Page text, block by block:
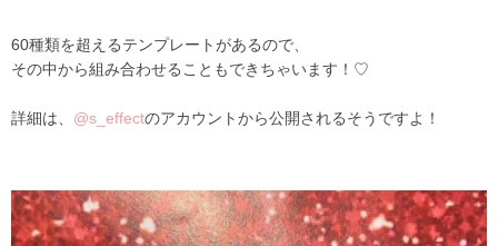
60種類を超えるテンプレートがあるので、
その中から組み合わせることもできちゃいます！♡
詳細は、 @s_effectのアカウントから公開されるそうですよ！